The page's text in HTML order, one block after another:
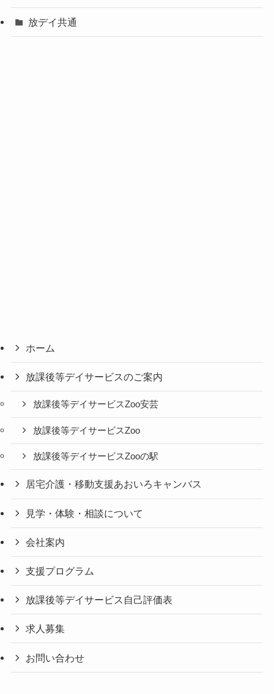
放デイ共通
ホーム
放課後等デイサービスのご案内
放課後等デイサービスZoo安芸
放課後等デイサービスZoo
放課後等デイサービスZooの駅
居宅介護・移動支援あおいろキャンバス
見学・体験・相談について
会社案内
支援プログラム
放課後等デイサービス自己評価表
求人募集
お問い合わせ